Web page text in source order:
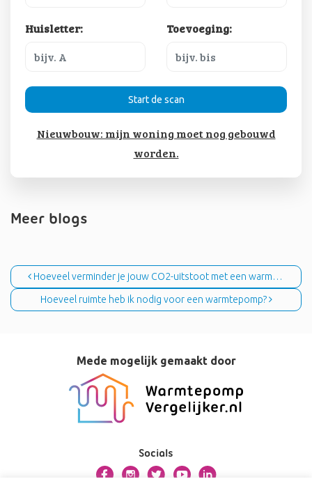
Huisletter: Toevoeging:
Start de scan
Nieuwbouw: mijn woning moet nog gebouwd
worden.
Meer blogs
Hoeveel verminder je jouw CO2-uitstoot met een warmtepomp?
Hoeveel ruimte heb ik nodig voor een warmtepomp?
Mede mogelijk gemaakt door
Socials